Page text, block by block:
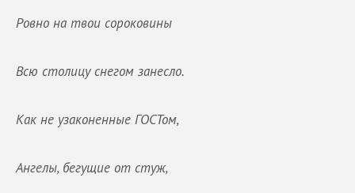
Ровно на твои сороковины
Всю столицу снегом занесло.
Как не узаконенные ГОСТом,
Ангелы, бегущие от стуж,